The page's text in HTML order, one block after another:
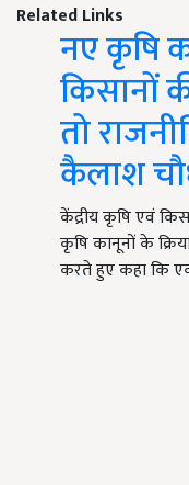
Related Links
नए कृषि
किसानों
तो
कैलाश
केंद्रीय कृषि एवं
कृषि कानूनों के
करते हुए कहा कि